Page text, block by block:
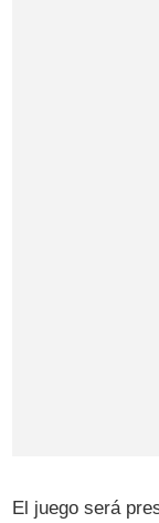
El juego será